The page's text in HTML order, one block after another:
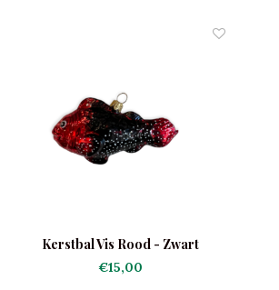
Kerstbal Vis Rood - Zwart
€15,00